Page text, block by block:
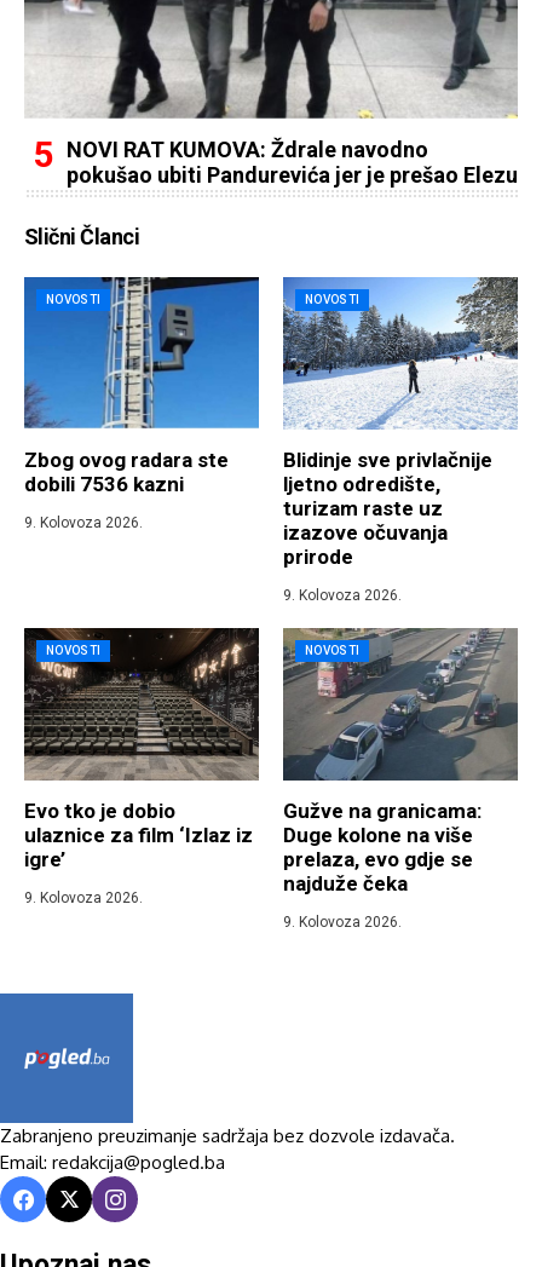
NOVI RAT KUMOVA: Ždrale navodno
pokušao ubiti Pandurevića jer je prešao Elezu
Slični Članci
NOVOSTI
Zbog ovog radara ste
dobili 7536 kazni
9. Kolovoza 2026.
NOVOSTI
Blidinje sve privlačnije
ljetno odredište,
turizam raste uz
izazove očuvanja
prirode
9. Kolovoza 2026.
NOVOSTI
Evo tko je dobio
ulaznice za film ‘Izlaz iz
igre’
9. Kolovoza 2026.
NOVOSTI
Gužve na granicama:
Duge kolone na više
prelaza, evo gdje se
najduže čeka
9. Kolovoza 2026.
Zabranjeno preuzimanje sadržaja bez dozvole izdavača.
Email: redakcija@pogled.ba